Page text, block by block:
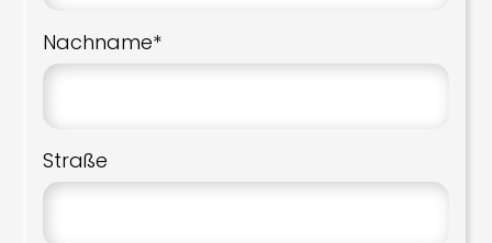
Nachname*
Straße